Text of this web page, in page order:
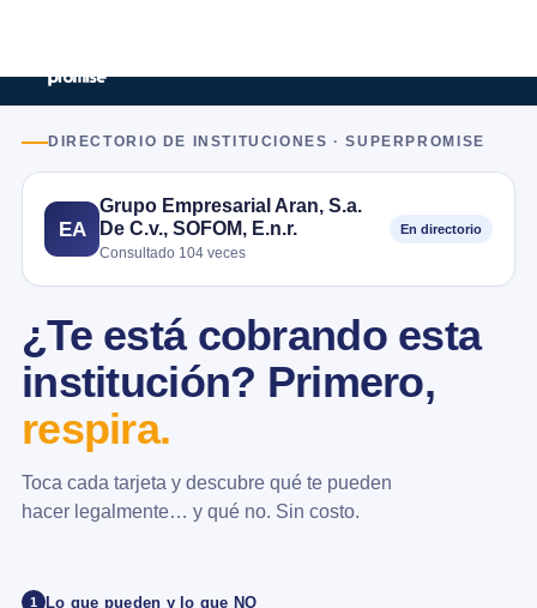
DIRECTORIO DE INSTITUCIONES · SUPERPROMISE
EA
Grupo Empresarial Aran, S.a.
De C.v., SOFOM, E.n.r.
Consultado 104 veces
En directorio
¿Te está cobrando esta
institución? Primero,
respira.
Toca cada tarjeta y descubre qué te pueden
hacer legalmente… y qué no. Sin costo.
1 Lo que pueden y lo que NO